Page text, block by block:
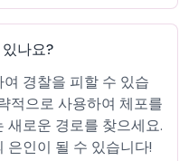
나요?
경찰을 피할 수 있습
적으로 사용하여 체포를
새로운 경로를 찾으세요.
은인이 될 수 있습니다!